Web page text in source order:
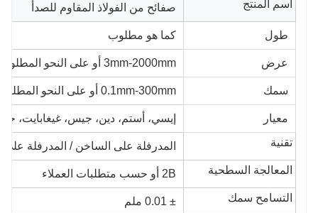
اسم المنتج صفائح من الفولاذ المقاوم للصدأ
طول كما هو مطلوب
عرض 3mm-2000mm أو على النحو المطلوب
سمك 0.1mm-300mm أو على النحو المطلوب
معيار
إيسي، أستم، دين، جيس، غيغابايت،
تقنية
المدرفلة على الساخن / المدرفلة على
المعالجة السطحية
2B أو حسب متطلبات العملاء
التسامح سمك
± 0.01 ملم